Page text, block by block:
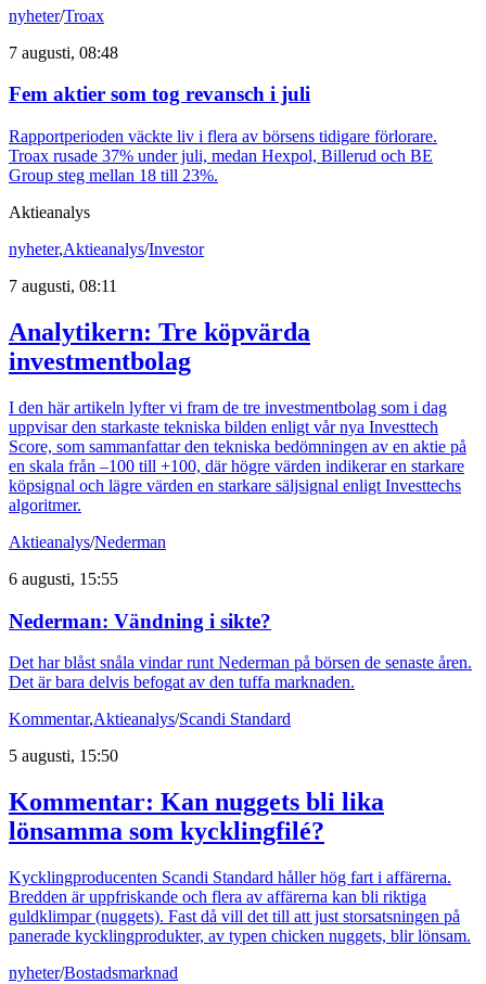
nyheter/Troax
7 augusti, 08:48
Fem aktier som tog revansch i juli
Rapportperioden väckte liv i flera av börsens tidigare förlorare.
Troax rusade 37% under juli, medan Hexpol, Billerud och BE
Group steg mellan 18 till 23%.
Aktieanalys
nyheter,Aktieanalys/Investor
7 augusti, 08:11
Analytikern: Tre köpvärda
investmentbolag
I den här artikeln lyfter vi fram de tre investmentbolag som i dag
uppvisar den starkaste tekniska bilden enligt vår nya Investtech
Score, som sammanfattar den tekniska bedömningen av en aktie på
en skala från –100 till +100, där högre värden indikerar en starkare
köpsignal och lägre värden en starkare säljsignal enligt Investtechs
algoritmer.
Aktieanalys/Nederman
6 augusti, 15:55
Nederman: Vändning i sikte?
Det har blåst snåla vindar runt Nederman på börsen de senaste åren.
Det är bara delvis befogat av den tuffa marknaden.
Kommentar,Aktieanalys/Scandi Standard
5 augusti, 15:50
Kommentar: Kan nuggets bli lika
lönsamma som kycklingfilé?
Kycklingproducenten Scandi Standard håller hög fart i affärerna.
Bredden är uppfriskande och flera av affärerna kan bli riktiga
guldklimpar (nuggets). Fast då vill det till att just storsatsningen på
panerade kycklingprodukter, av typen chicken nuggets, blir lönsam.
nyheter/Bostadsmarknad